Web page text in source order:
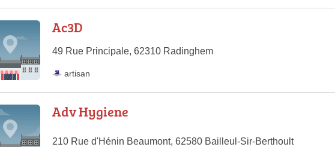
Ac3D
49 Rue Principale, 62310 Radinghem
artisan
Adv Hygiene
210 Rue d'Hénin Beaumont, 62580 Bailleul-Sir-Berthoult